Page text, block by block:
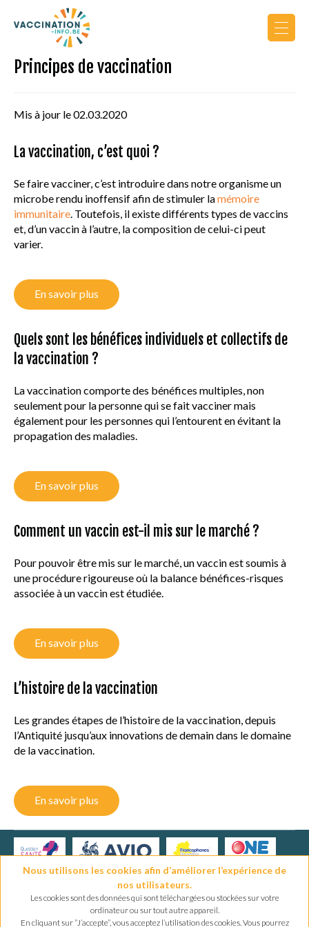
Actualités
PRINCIPES DE VACCINATION
VACCINATION EN PRATIQUE
AUTRES RESSOURCES
QUESTIONS FRÉQUENTES
LEXIQUE
Principes de vaccination
Mis à jour le 02.03.2020
La vaccination, c’est quoi ?
Se faire vacciner, c’est introduire dans notre organisme un
microbe rendu inoffensif afin de stimuler lamémoire
immunitaire. Toutefois, il existe différents types de vaccins
et, d’un vaccin à l’autre, la composition de celui-ci peut
varier.
En savoir plus
Quels sont les bénéfices individuels et collectifs de
la vaccination ?
La vaccination comporte des bénéfices multiples, non
seulement pour la personne qui se fait vacciner mais
également pour les personnes qui l’entourent en évitant la
propagation des maladies.
En savoir plus
Comment un vaccin est-il mis sur le marché ?
Pour pouvoir être mis sur le marché, un vaccin est soumis à
une procédure rigoureuse où la balance bénéfices-risques
associée à un vaccin est étudiée.
En savoir plus
L’histoire de la vaccination
Les grandes étapes de l’histoire de la vaccination, depuis
l’Antiquité jusqu’aux innovations de demain dans le domaine
de la vaccination.
En savoir plus
© Copyright 2026 vaccination-info - All rights reserved
Nous utilisons les cookies afin d’améliorer l’expérience de
nos utilisateurs.
Les cookies sont des données qui sont téléchargées ou stockées sur votre
ordinateur ou sur tout autre appareil.
En cliquant sur ”J’accepte”, vous acceptez l’utilisation des cookies. Vous pourrez